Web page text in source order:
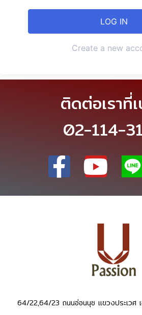
Create a new
ติดต่อเราที่
02-114-
64/22,64/23 ถนนอ่อนนุช แขวงประเวศ